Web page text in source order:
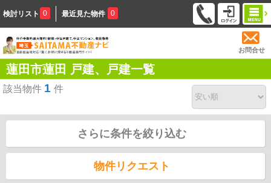
検討リスト 0 最近見た物件 0
お問合せ
蓮田市蓮田 戸建、戸建一覧
該当物件 1 件
さらに条件を絞り込む
物件リクエスト